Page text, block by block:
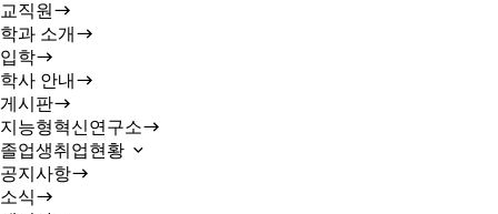
교직원
학과 소개
입학
학사 안내
게시판
지능형혁신연구소
졸업생취업현황
공지사항
소식